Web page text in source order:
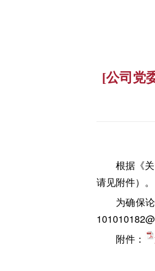
[公司党
根据《
请见附件）。
为确保
附件：